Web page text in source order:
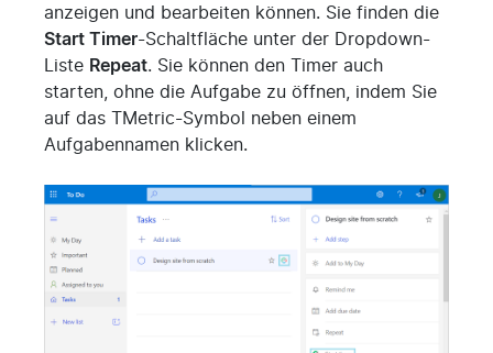
anzeigen und bearbeiten können. Sie finden die
Start Timer-Schaltfläche unter der Dropdown-
Liste Repeat. Sie können den Timer auch
starten, ohne die Aufgabe zu öffnen, indem Sie
auf das TMetric-Symbol neben einem
Aufgabennamen klicken.